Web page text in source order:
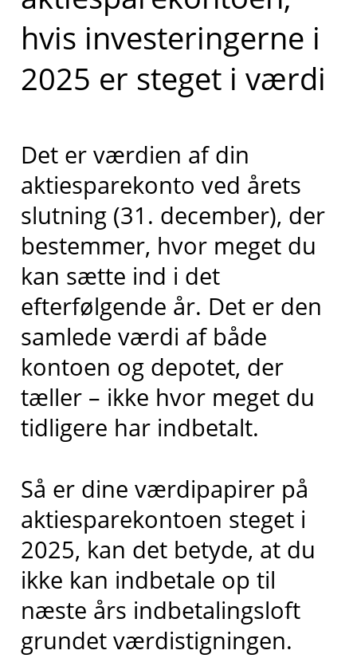
hvis investeringerne i
2025 er steget i værdi
Det er værdien af din
aktiesparekonto ved årets
slutning (31. december), der
bestemmer, hvor meget du
kan sætte ind i det
efterfølgende år. Det er den
samlede værdi af både
kontoen og depotet, der
tæller – ikke hvor meget du
tidligere har indbetalt.
Så er dine værdipapirer på
aktiesparekontoen steget i
2025, kan det betyde, at du
ikke kan indbetale op til
næste års indbetalingsloft
grundet værdistigningen.